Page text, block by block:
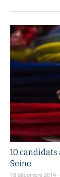
10
Seine
18 décembre 2014 -